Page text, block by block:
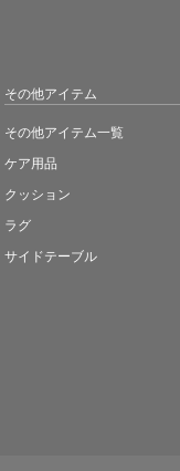
その他アイテム
その他アイテム一覧
ケア用品
クッション
ラグ
サイドテーブル